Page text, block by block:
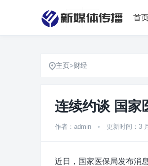
首
主页>财经
连续约谈 国家
作者：admin • 更新时间：3
近日，国家医保局发布消